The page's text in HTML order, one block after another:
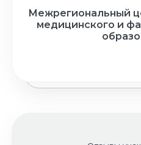
Межрегиональный
медицинского и